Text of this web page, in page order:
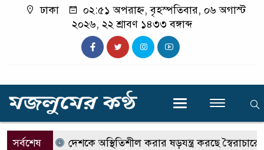
ঢাকা
০২:৫১ অপরাহ্ন, বৃহস্পতিবার, ০৬ অগাস্ট
২০২৬, ২২ শ্রাবণ ১৪৩৩ বঙ্গাব্দ
সর্বশেষ দেশকে অস্থিতিশীল করার ষড়যন্ত্র করছে স্বৈরাচারের